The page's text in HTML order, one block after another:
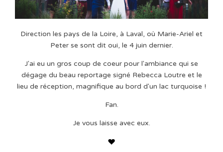
Direction les pays de la Loire, à Laval, où Marie-Ariel et
Peter se sont dit oui, le 4 juin dernier.
J'ai eu un gros coup de coeur pour l'ambiance qui se
dégage du beau reportage signé Rebecca Loutre et le
lieu de réception, magnifique au bord d'un lac turquoise !
Fan.
Je vous laisse avec eux.